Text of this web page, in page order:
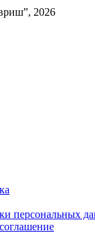
2026
персональных